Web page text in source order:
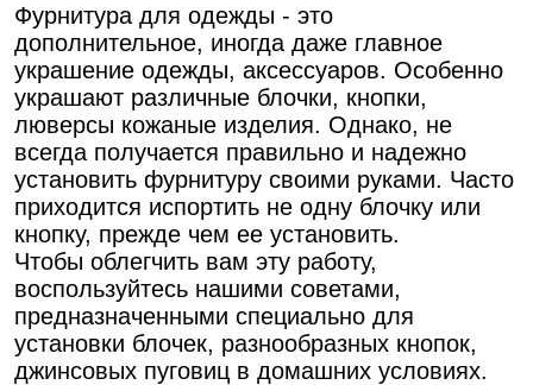
Фурнитура для одежды - это
дополнительное, иногда даже главное
украшение одежды, аксессуаров. Особенно
украшают различные блочки, кнопки,
люверсы кожаные изделия. Однако, не
всегда получается правильно и надежно
установить фурнитуру своими руками. Часто
приходится испортить не одну блочку или
кнопку, прежде чем ее установить.
Чтобы облегчить вам эту работу,
воспользуйтесь нашими советами,
предназначенными специально для
установки блочек, разнообразных кнопок,
джинсовых пуговиц в домашних условиях.